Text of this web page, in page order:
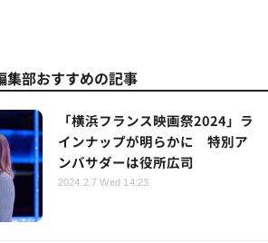
集部おすすめの記事
「横浜フランス映画祭2024」ラ
インナップが明らかに 特別ア
ンバサダーは役所広司
2024.2.7 Wed 14:23